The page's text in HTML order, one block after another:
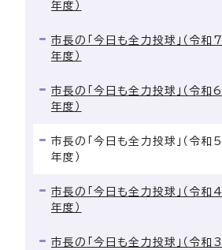
年度）
市長の「今日も全力投球」（令和7
年度）
市長の「今日も全力投球」（令和6
年度）
市長の「今日も全力投球」（令和5
年度）
市長の「今日も全力投球」（令和4
年度）
市長の「今日も全力投球」（令和3